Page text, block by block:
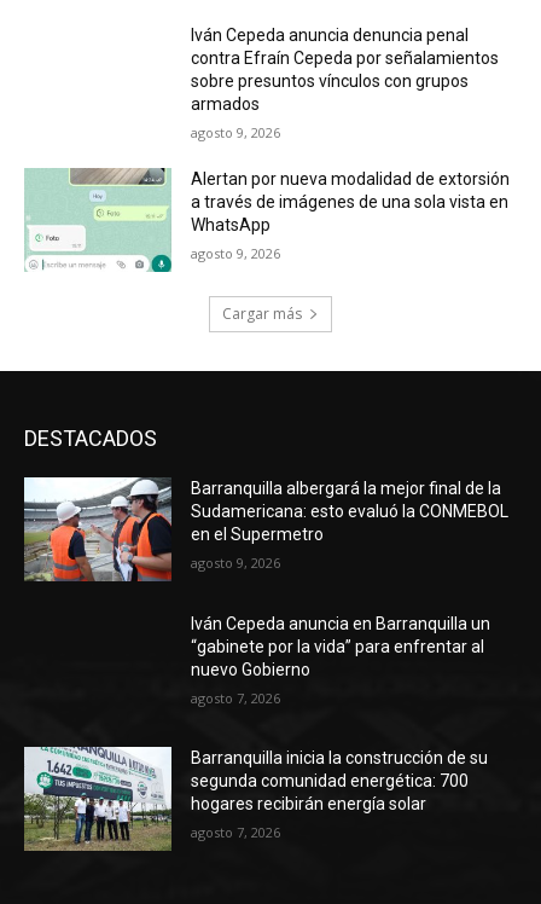
Iván Cepeda anuncia denuncia penal
contra Efraín Cepeda por señalamientos
sobre presuntos vínculos con grupos
armados
agosto 9, 2026
Alertan por nueva modalidad de extorsión
a través de imágenes de una sola vista en
WhatsApp
agosto 9, 2026
Cargar más
DESTACADOS
Barranquilla albergará la mejor final de la
Sudamericana: esto evaluó la CONMEBOL
en el Supermetro
agosto 9, 2026
Iván Cepeda anuncia en Barranquilla un
“gabinete por la vida” para enfrentar al
nuevo Gobierno
agosto 7, 2026
Barranquilla inicia la construcción de su
segunda comunidad energética: 700
hogares recibirán energía solar
agosto 7, 2026